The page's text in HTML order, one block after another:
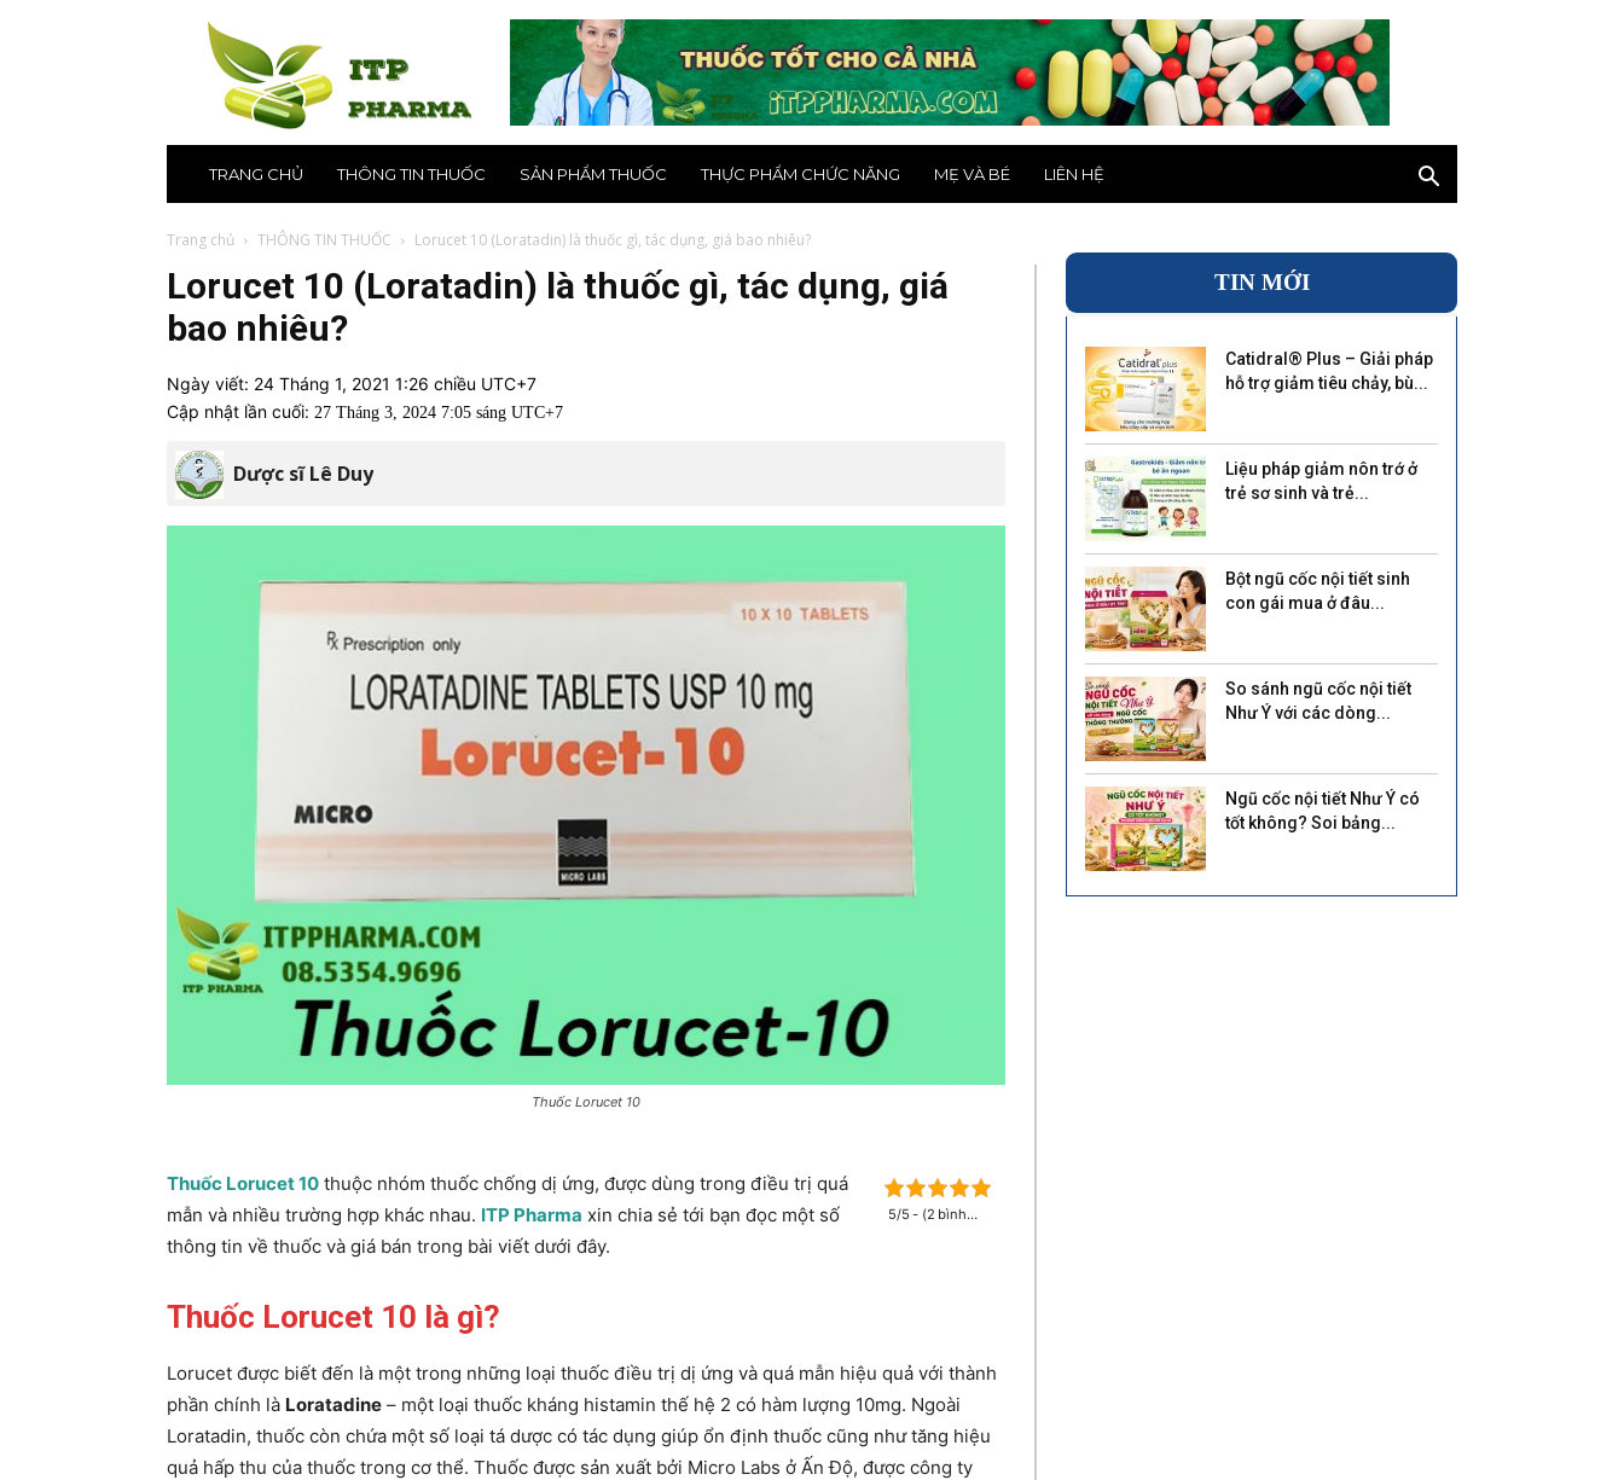
Nhà
thuốc
uy
1
Hà
Nội,
TPHCM
TRANG CHỦ THÔNG TIN THUỐC SẢN PHẨM THUỐC THỰC PHẨM CHỨC NĂNG MẸ VÀ BÉ LIÊN HỆ
Trang chủ THÔNG TIN THUỐC Lorucet 10 (Loratadin) là thuốc gì, tác dụng, giá bao nhiêu?
Lorucet 10 (Loratadin) là thuốc gì, tác dụng, giá
bao nhiêu?
Ngày viết: 24 Tháng 1, 2021 1:26 chiều UTC+7
Cập nhật lần cuối: 27 Tháng 3, 2024 7:05 sáng UTC+7
Dược sĩ Lê Duy
Thuốc Lorucet 10
5/5 - (2 bình
Thuốc Lorucet 10 thuộc nhóm thuốc chống dị ứng, được dùng trong điều trị quá
mẫn và nhiều trường hợp khác nhau. ITP Pharma xin chia sẻ tới bạn đọc một số
thông tin về thuốc và giá bán trong bài viết dưới đây.
Thuốc Lorucet 10 là gì?
Lorucet được biết đến là một trong những loại thuốc điều trị dị ứng và quá mẫn hiệu quả với thành
phần chính là Loratadine – một loại thuốc kháng histamin thế hệ 2 có hàm lượng 10mg. Ngoài
Loratadin, thuốc còn chứa một số loại tá dược có tác dụng giúp ổn định thuốc cũng như tăng hiệu
quả hấp thu của thuốc trong cơ thể. Thuốc được sản xuất bởi Micro Labs ở Ấn Độ, được công ty
TIN MỚI
Catidral® Plus – Giải pháp
hỗ trợ giảm tiêu chảy, bù...
Liệu pháp giảm nôn trớ ở
trẻ sơ sinh và trẻ...
Bột ngũ cốc nội tiết sinh
con gái mua ở đâu...
So sánh ngũ cốc nội tiết
Như Ý với các dòng...
Ngũ cốc nội tiết Như Ý có
tốt không? Soi bảng...